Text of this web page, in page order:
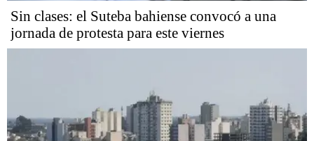
Sin clases: el Suteba bahiense convocó a una
jornada de protesta para este viernes